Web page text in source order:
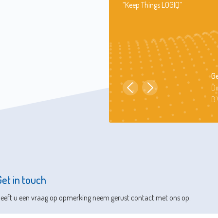
“Keep Things LOGIQ”
in touch
u een vraag op opmerking neem gerust contact met ons op.